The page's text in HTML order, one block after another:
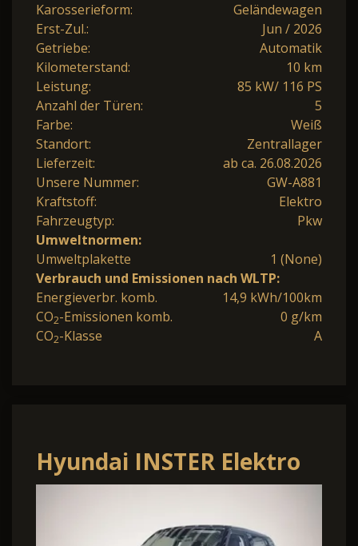
Karosserieform:
Geländewagen
Erst-Zul.:
Jun / 2026
Getriebe:
Automatik
Kilometerstand:
10 km
Leistung:
85 kW/ 116 PS
Anzahl der Türen:
5
Farbe:
Weiß
Standort:
Zentrallager
Lieferzeit:
ab ca. 26.08.2026
Unsere Nummer:
GW-A881
Kraftstoff:
Elektro
Fahrzeugtyp:
Pkw
Umweltnormen:
Umweltplakette
1 (None)
Verbrauch und Emissionen nach WLTP:
Energieverbr. komb.
14,9 kWh/100km
CO2-Emissionen komb.
0 g/km
CO2-Klasse A
Hyundai INSTER Elektro
Trend Assistenz &
Effizienz-Paket